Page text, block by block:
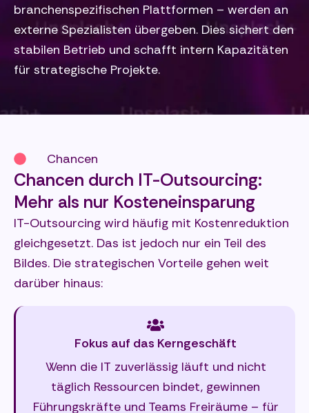
branchenspezifischen Plattformen – werden an
externe Spezialisten übergeben. Dies sichert den
stabilen Betrieb und schafft intern Kapazitäten
für strategische Projekte.
Chancen
Chancen durch IT-Outsourcing:
Mehr als nur Kosteneinsparung
IT-Outsourcing wird häufig mit Kostenreduktion
gleichgesetzt. Das ist jedoch nur ein Teil des
Bildes. Die strategischen Vorteile gehen weit
darüber hinaus:
Fokus auf das Kerngeschäft
Wenn die IT zuverlässig läuft und nicht
täglich Ressourcen bindet, gewinnen
Führungskräfte und Teams Freiräume – für